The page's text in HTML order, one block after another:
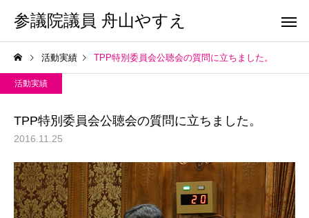
参議院議員 舟山やすえ
活動実績 TPP特別委員会公聴会の質問に立ちました。
活動実績
TPP特別委員会公聴会の質問に立ちました。
2016.11.25